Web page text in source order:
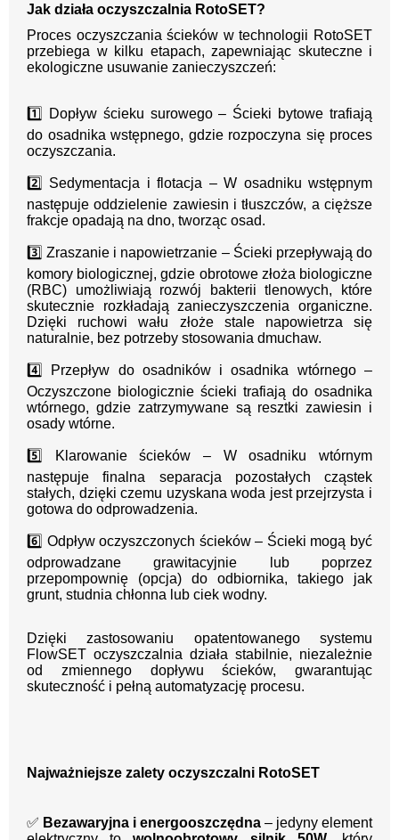
Jak działa oczyszczalnia RotoSET?
Proces oczyszczania ścieków w technologii RotoSET
przebiega w kilku etapach, zapewniając skuteczne i
ekologiczne usuwanie zanieczyszczeń:
1️⃣ Dopływ ścieku surowego – Ścieki bytowe trafiają
do osadnika wstępnego, gdzie rozpoczyna się proces
oczyszczania.
2️⃣ Sedymentacja i flotacja – W osadniku wstępnym
następuje oddzielenie zawiesin i tłuszczów, a cięższe
frakcje opadają na dno, tworząc osad.
3️⃣ Zraszanie i napowietrzanie – Ścieki przepływają do
komory biologicznej, gdzie obrotowe złoża biologiczne
(RBC) umożliwiają rozwój bakterii tlenowych, które
skutecznie rozkładają zanieczyszczenia organiczne.
Dzięki ruchowi wału złoże stale napowietrza się
naturalnie, bez potrzeby stosowania dmuchaw.
4️⃣ Przepływ do osadników i osadnika wtórnego –
Oczyszczone biologicznie ścieki trafiają do osadnika
wtórnego, gdzie zatrzymywane są resztki zawiesin i
osady wtórne.
5️⃣ Klarowanie ścieków – W osadniku wtórnym
następuje finalna separacja pozostałych cząstek
stałych, dzięki czemu uzyskana woda jest przejrzysta i
gotowa do odprowadzenia.
6️⃣ Odpływ oczyszczonych ścieków – Ścieki mogą być
odprowadzane grawitacyjnie lub poprzez
przepompownię (opcja) do odbiornika, takiego jak
grunt, studnia chłonna lub ciek wodny.
Dzięki zastosowaniu opatentowanego systemu
FlowSET oczyszczalnia działa stabilnie, niezależnie
od zmiennego dopływu ścieków, gwarantując
skuteczność i pełną automatyzację procesu.
Najważniejsze zalety oczyszczalni RotoSET
✅ Bezawaryjna i energooszczędna – jedyny element